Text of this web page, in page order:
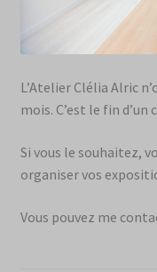
L’Atelier Clélia Alric
mois. C’est le fin d’un
Si vous le souhaitez,
organiser vos
Vous pouvez me